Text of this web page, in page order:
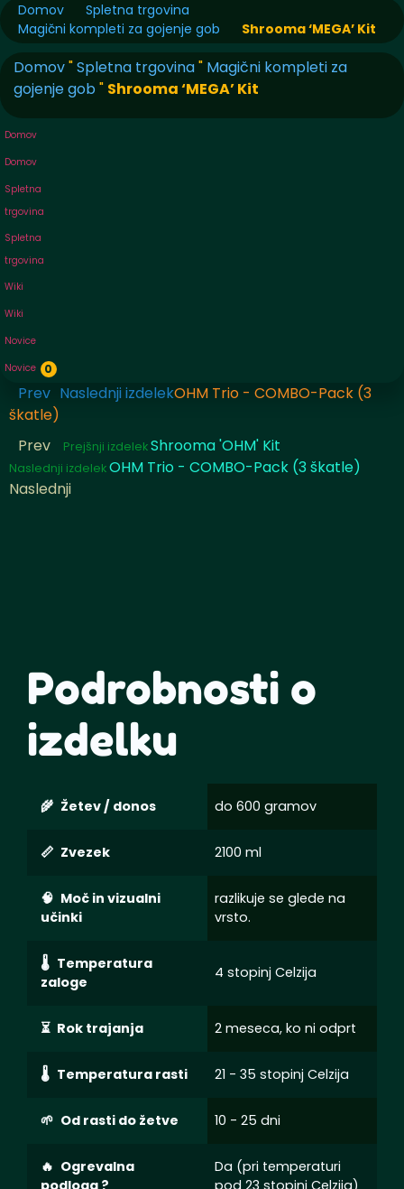
Domov
Spletna trgovina
Magični kompleti za gojenje gob
Shrooma ‘MEGA’ Kit
Domov"Spletna trgovina" Magični kompleti za
gojenje gob" Shrooma ‘MEGA’ Kit
Domov
Domov
Spletna
trgovina
Spletna
trgovina
Wiki
Wiki
Novice
Novice
0
Prev Naslednji izdelekOHM Trio - COMBO-Pack (3
škatle)
Prev
Prejšnji izdelekShrooma 'OHM' Kit
Naslednji izdelekOHM Trio - COMBO-Pack (3 škatle)
Naslednji
Podrobnosti o
izdelku
Žetev / donos do 600 gramov
Zvezek 2100 ml
Moč in vizualni
učinki
razlikuje se glede na
vrsto.
Temperatura
zaloge
4 stopinj Celzija
Rok trajanja 2 meseca, ko ni odprt
Temperatura rasti 21 - 35 stopinj Celzija
Od rasti do žetve 10 - 25 dni
Ogrevalna
podloga ?
Da (pri temperaturi
pod 23 stopinj Celzija)